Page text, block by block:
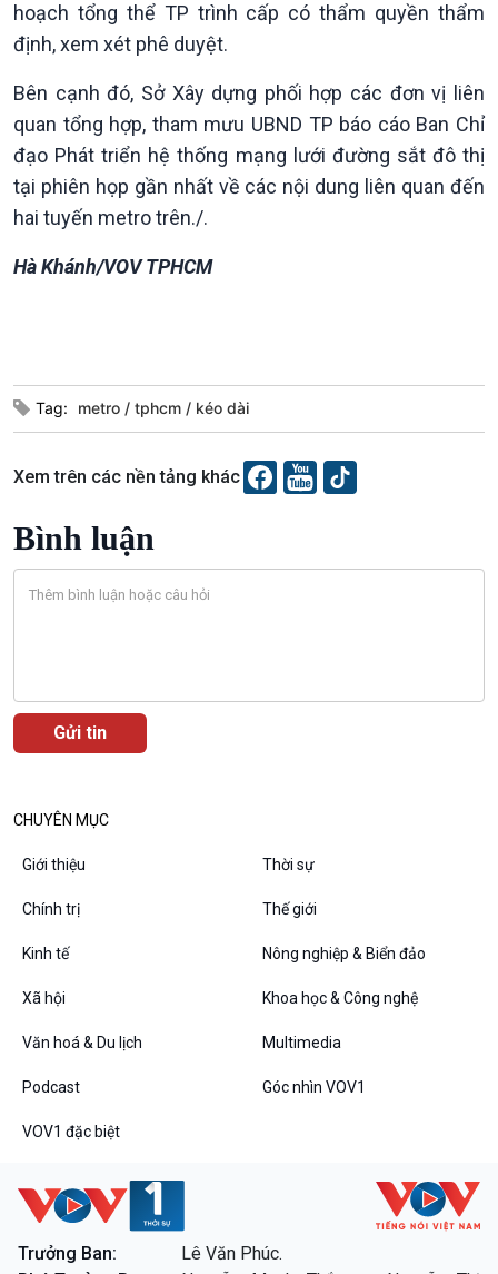
Văn hoá & Du lịch
Tin Văn hoá & Du lịch
Chát với người nổi tiếng
Câu chuyện Thể thao
Multimedia
Video
Infographic
E-Magazine
Góc nhìn VOV1
VOV1 đặc biệt
Chân dung cuộc sống
Các chương trình đặc biệt
hoạch tổng thể TP trình cấp có thẩm quyền thẩm
định, xem xét phê duyệt.
Bên cạnh đó, Sở Xây dựng phối hợp các đơn vị liên
quan tổng hợp, tham mưu UBND TP báo cáo Ban Chỉ
đạo Phát triển hệ thống mạng lưới đường sắt đô thị
tại phiên họp gần nhất về các nội dung liên quan đến
hai tuyến metro trên./.
Hà Khánh/VOV TPHCM
Tag: metro tphcm kéo dài
Xem trên các nền tảng khác
Bình luận
CHUYÊN MỤC
Giới thiệu Thời sự
Chính trị Thế giới
Kinh tế Nông nghiệp & Biển đảo
Xã hội Khoa học & Công nghệ
Văn hoá & Du lịch Multimedia
Podcast Góc nhìn VOV1
VOV1 đặc biệt
Trưởng Ban:
Lê Văn Phúc.